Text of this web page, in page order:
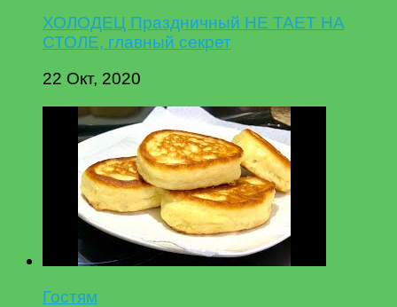
ХОЛОДЕЦ Праздничный НЕ ТАЕТ НА
СТОЛЕ, главный секрет
22 Окт, 2020
Гостям